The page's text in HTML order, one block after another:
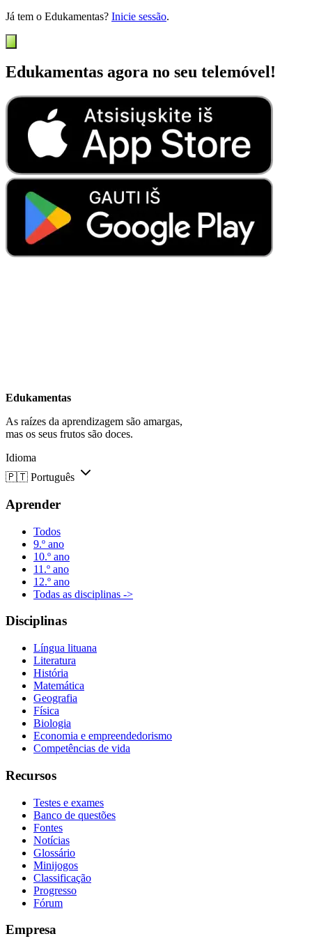
Já tem o Edukamentas? Inicie sessão.
Edukamentas agora no seu telemóvel!
Edukamentas
As raízes da aprendizagem são amargas,
mas os seus frutos são doces.
Idioma
🇵🇹 Português
Aprender
Todos
9.º ano
10.º ano
11.º ano
12.º ano
Todas as disciplinas ->
Disciplinas
Língua lituana
Literatura
História
Matemática
Geografia
Física
Biologia
Economia e empreendedorismo
Competências de vida
Recursos
Testes e exames
Banco de questões
Fontes
Notícias
Glossário
Minijogos
Classificação
Progresso
Fórum
Empresa